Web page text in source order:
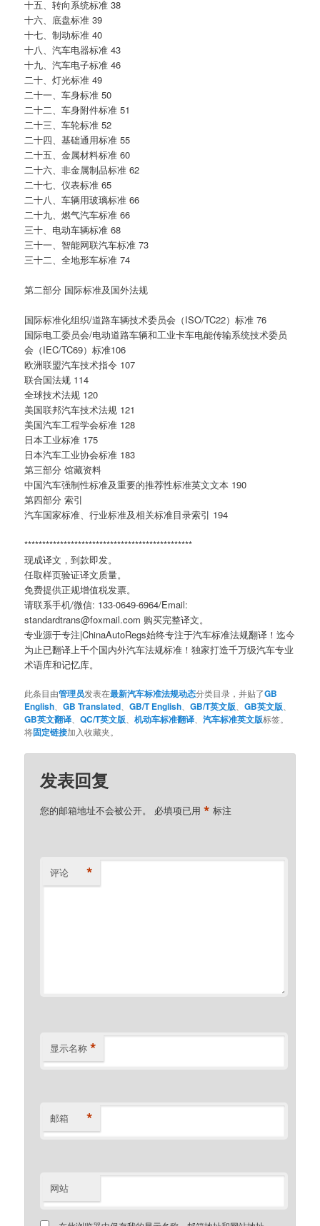
十五、转向系统标准 38
十六、底盘标准 39
十七、制动标准 40
十八、汽车电器标准 43
十九、汽车电子标准 46
二十、灯光标准 49
二十一、车身标准 50
二十二、车身附件标准 51
二十三、车轮标准 52
二十四、基础通用标准 55
二十五、金属材料标准 60
二十六、非金属制品标准 62
二十七、仪表标准 65
二十八、车辆用玻璃标准 66
二十九、燃气汽车标准 66
三十、电动车辆标准 68
三十一、智能网联汽车标准 73
三十二、全地形车标准 74
第二部分 国际标准及国外法规
国际标准化组织/道路车辆技术委员会（ISO/TC22）标准 76
国际电工委员会/电动道路车辆和工业卡车电能传输系统技术委员
会（IEC/TC69）标准106
欧洲联盟汽车技术指令 107
联合国法规 114
全球技术法规 120
美国联邦汽车技术法规 121
美国汽车工程学会标准 128
日本工业标准 175
日本汽车工业协会标准 183
第三部分 馆藏资料
中国汽车强制性标准及重要的推荐性标准英文文本 190
第四部分 索引
汽车国家标准、行业标准及相关标准目录索引 194
***********************************************
现成译文，到款即发。
任取样页验证译文质量。
免费提供正规增值税发票。
请联系手机/微信: 133-0649-6964/Email:
standardtrans@foxmail.com 购买完整译文。
专业源于专注|ChinaAutoRegs始终专注于汽车标准法规翻译！迄今
为止已翻译上千个国内外汽车法规标准！独家打造千万级汽车专业
术语库和记忆库。
此条目由管理员发表在最新汽车标准法规动态分类目录，并贴了GB
English 、GB Translated 、GB/T English 、GB/T英文版 、GB英文版
GB英文翻译 、QC/T英文版 、机动车标准翻译 、汽车标准英文版标签。
将固定链接加入收藏夹。
发表回复
您的邮箱地址不会被公开。 必填项已用* 标注
评论 *
显示名称 *
邮箱 *
网站